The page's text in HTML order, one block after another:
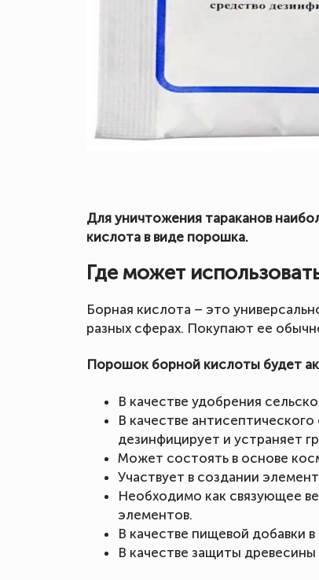
Для уничтожения тараканов
кислота в виде порошка.
Где может
Борная кислота – это
разных сферах. Покупают ее
Порошок борной кислоты будет
В качестве удобрения
В качестве
дезинфицирует и устраняет
Может состоять в основе
Участвует в создании
Необходимо как связующее
элементов.
В качестве пищевой добавки
В качестве защиты древесины